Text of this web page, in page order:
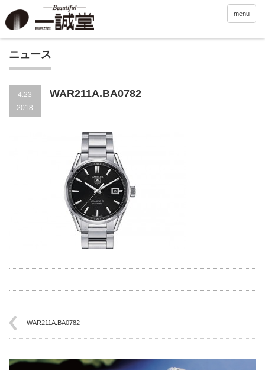
menu
ニュース
4.23
2018
WAR211A.BA0782
WAR211A.BA0782